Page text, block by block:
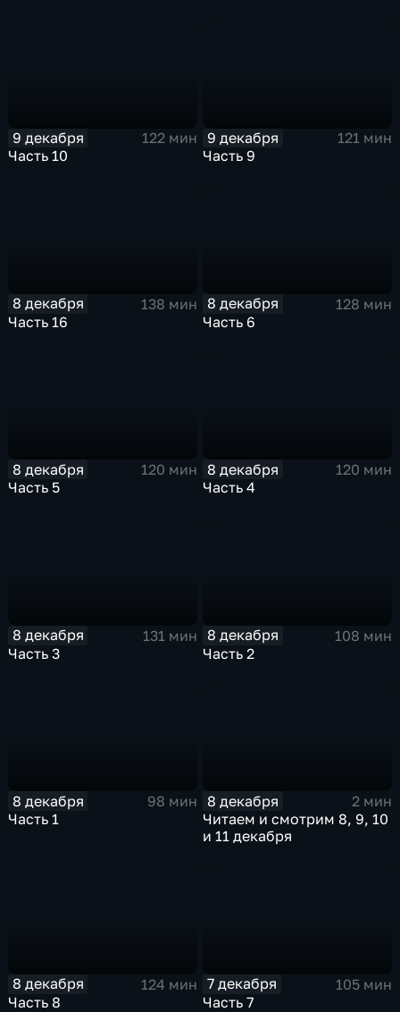
9 декабря
122 мин
Часть 10
9 декабря
121 мин
Часть 9
8 декабря
138 мин
Часть 16
8 декабря
128 мин
Часть 6
8 декабря
120 мин
Часть 5
8 декабря
120 мин
Часть 4
8 декабря
131 мин
Часть 3
8 декабря
108 мин
Часть 2
8 декабря
98 мин
Часть 1
8 декабря
2 мин
Читаем и смотрим 8, 9, 10
и 11 декабря
8 декабря
124 мин
Часть 8
7 декабря
105 мин
Часть 7